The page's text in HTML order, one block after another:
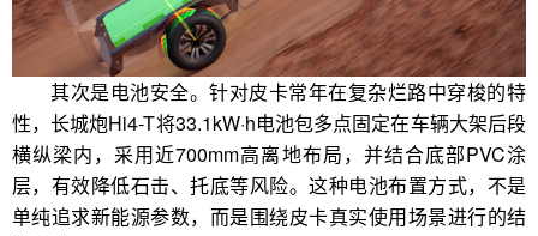
其次是电池安全。针对皮卡常年在复杂烂路中穿梭的特
性，长城炮Hi4-T将33.1kW·h电池包多点固定在车辆大架后段
横纵梁内，采用近700mm高离地布局，并结合底部PVC涂
层，有效降低石击、托底等风险。这种电池布置方式，不是
单纯追求新能源参数，而是围绕皮卡真实使用场景进行的结